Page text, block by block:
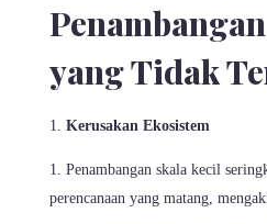
yang Tidak
Kerusakan Ekosistem
Penambangan skala kecil
perencanaan yang matang,